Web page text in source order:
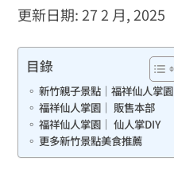
更新日期: 27 2 月, 2025
目錄
新竹親子景點｜福祥仙人掌園
福祥仙人掌園｜ 販售本部
福祥仙人掌園｜ 仙人掌DIY
更多新竹景點美食推薦